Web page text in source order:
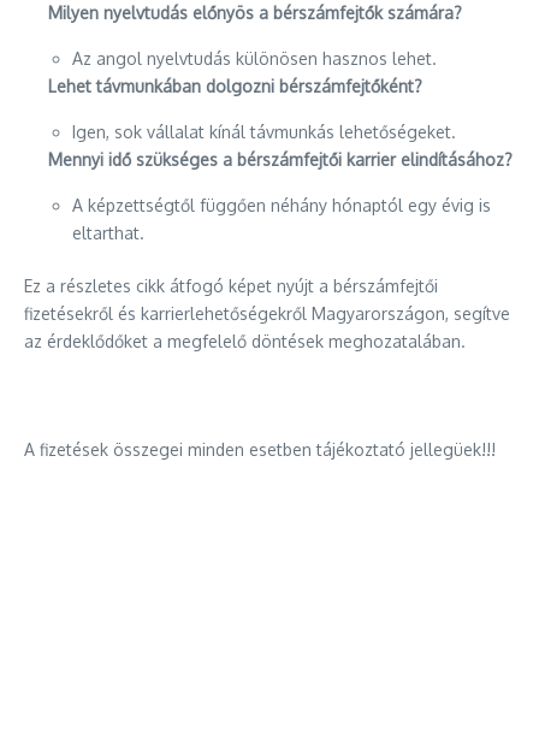
Milyen nyelvtudás előnyös a bérszámfejtők számára?
Az angol nyelvtudás különösen hasznos lehet.
Lehet távmunkában dolgozni bérszámfejtőként?
Igen, sok vállalat kínál távmunkás lehetőségeket.
Mennyi idő szükséges a bérszámfejtői karrier elindításához?
A képzettségtől függően néhány hónaptól egy évig is
eltarthat.
Ez a részletes cikk átfogó képet nyújt a bérszámfejtői
fizetésekről és karrierlehetőségekről Magyarországon, segítve
az érdeklődőket a megfelelő döntések meghozatalában.
A fizetések összegei minden esetben tájékoztató jellegüek!!!